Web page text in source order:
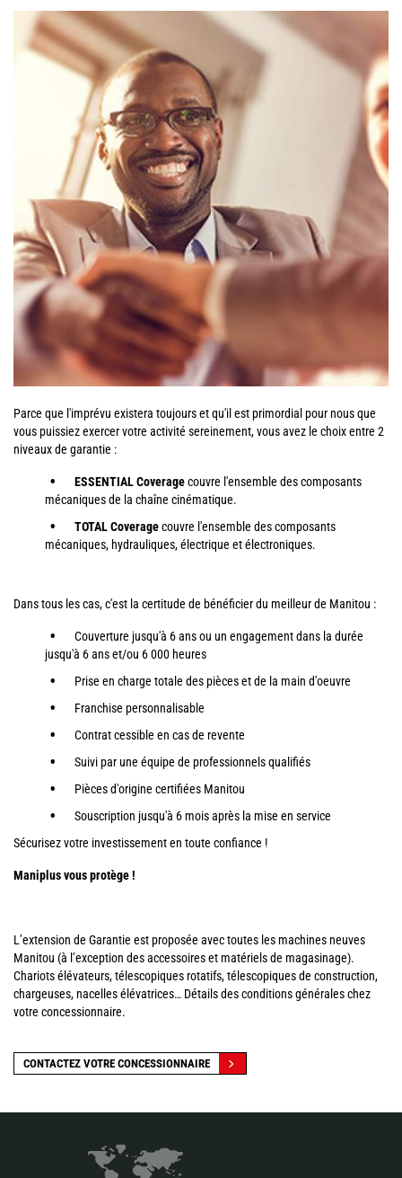
Parce que l'imprévu existera toujours et qu'il est primordial pour nous que
vous puissiez exercer votre activité sereinement, vous avez le choix entre 2
niveaux de garantie :
ESSENTIAL Coveragecouvre l'ensemble des composants
mécaniques de la chaîne cinématique.
TOTAL Coveragecouvre l'ensemble des composants
mécaniques, hydrauliques, électrique et électroniques.
Dans tous les cas, c'est la certitude de bénéficier du meilleur de Manitou :
Couverture jusqu'à 6 ans ou un engagement dans la durée
jusqu'à 6 ans et/ou 6 000 heures
Prise en charge totale des pièces et de la main d'oeuvre
Franchise personnalisable
Contrat cessible en cas de revente
Suivi par une équipe de professionnels qualifiés
Pièces d'origine certifiées Manitou
Souscription jusqu'à 6 mois après la mise en service
Sécurisez votre investissement en toute confiance !
Maniplus vous protège !
L’extension de Garantie est proposée avec toutes les machines neuves
Manitou (à l’exception des accessoires et matériels de magasinage).
Chariots élévateurs, télescopiques rotatifs, télescopiques de construction,
chargeuses, nacelles élévatrices… Détails des conditions générales chez
votre concessionnaire.
CONTACTEZ VOTRE CONCESSIONNAIRE